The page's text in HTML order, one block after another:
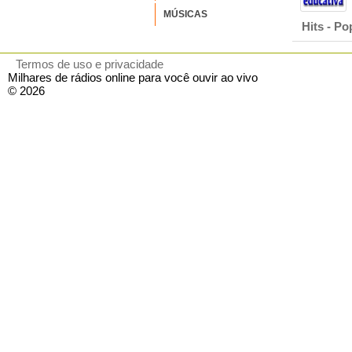
MÚSICAS
Hits -
Termos de uso e privacidade
Milhares de rádios online para você ouvir ao vivo
© 2026